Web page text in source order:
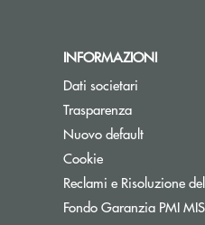
INFORMAZIONI
Dati societari
Trasparenza
Nuovo default
Cookie
Reclami e Risoluzione
Fondo Garanzia PMI